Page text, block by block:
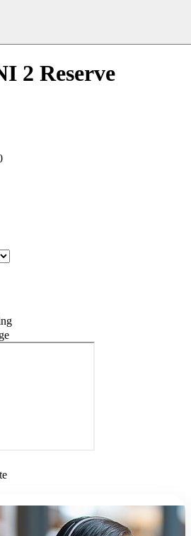
2 Reserve